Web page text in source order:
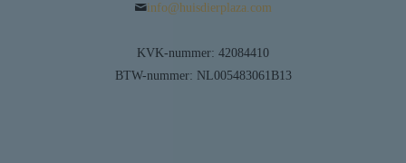
info@huisdierplaza.com
KVK-nummer: 42084410
BTW-nummer: NL005483061B13